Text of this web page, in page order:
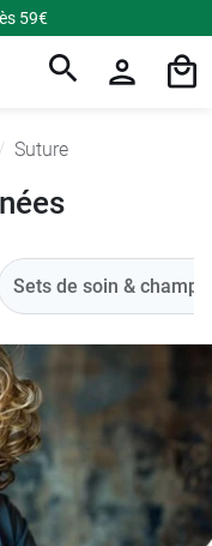
59€
Suture
Sets de soin & champs